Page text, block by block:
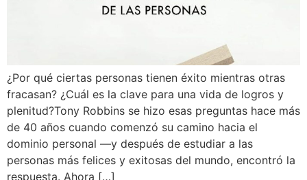
¿Por qué ciertas personas tienen éxito mientras otras
fracasan? ¿Cuál es la clave para una vida de logros y
plenitud?Tony Robbins se hizo esas preguntas hace más
de 40 años cuando comenzó su camino hacia el
dominio personal —y después de estudiar a las
personas más felices y exitosas del mundo, encontró la
respuesta. Ahora […]